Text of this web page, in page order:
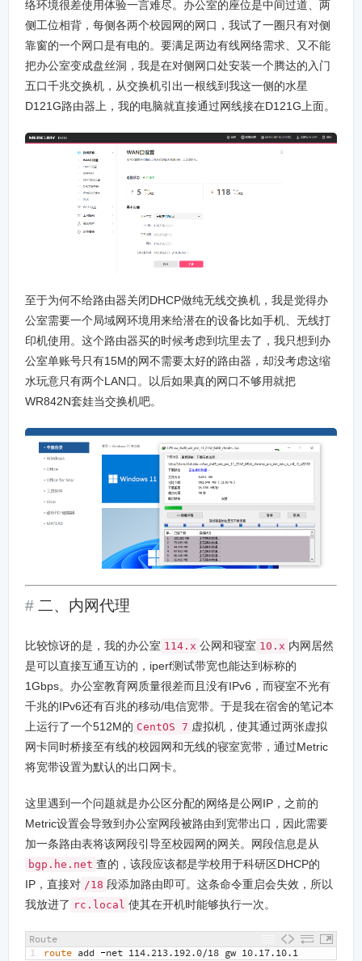
络环境很差使用体验一言难尽。办公室的座位是中间过道、两
侧工位相背，每侧各两个校园网的网口，我试了一圈只有对侧
靠窗的一个网口是有电的。要满足两边有线网络需求、又不能
把办公室变成盘丝洞，我是在对侧网口处安装一个腾达的入门
五口千兆交换机，从交换机引出一根线到我这一侧的水星
D121G路由器上，我的电脑就直接通过网线接在D121G上面。
至于为何不给路由器关闭DHCP做纯无线交换机，我是觉得办
公室需要一个局域网环境用来给潜在的设备比如手机、无线打
印机使用。这个路由器买的时候考虑到坑里去了，我只想到办
公室单账号只有15M的网不需要太好的路由器，却没考虑这缩
水玩意只有两个LAN口。以后如果真的网口不够用就把
WR842N套娃当交换机吧。
二、内网代理
比较惊讶的是，我的办公室 114.x 公网和寝室 10.x 内网居然
是可以直接互通互访的，iperf测试带宽也能达到标称的
1Gbps。办公室教育网质量很差而且没有IPv6，而寝室不光有
千兆的IPv6还有百兆的移动/电信宽带。于是我在宿舍的笔记本
上运行了一个512M的 CentOS 7 虚拟机，使其通过两张虚拟
网卡同时桥接至有线的校园网和无线的寝室宽带，通过Metric
将宽带设置为默认的出口网卡。
这里遇到一个问题就是办公区分配的网络是公网IP，之前的
Metric设置会导致到办公室网段被路由到宽带出口，因此需要
加一条路由表将该网段引导至校园网的网关。网段信息是从
bgp.he.net 查的，该段应该都是学校用于科研区DHCP的
IP，直接对 /18 段添加路由即可。这条命令重启会失效，所以
我放进了 rc.local 使其在开机时能够执行一次。
Route
1
route add -net 114.213.192.0/18 gw 10.17.10.1